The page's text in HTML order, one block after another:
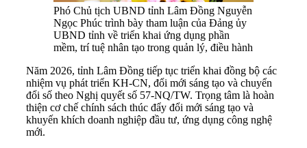
Phó Chủ tịch UBND tỉnh Lâm Đồng Nguyễn
Ngọc Phúc trình bày tham luận của Đảng ủy
UBND tỉnh về triển khai ứng dụng phần
mềm, trí tuệ nhân tạo trong quản lý, điều hành
Năm 2026, tỉnh Lâm Đồng tiếp tục triển khai đồng bộ các
nhiệm vụ phát triển KH-CN, đổi mới sáng tạo và chuyển
đổi số theo Nghị quyết số 57-NQ/TW. Trọng tâm là hoàn
thiện cơ chế chính sách thúc đẩy đổi mới sáng tạo và
khuyến khích doanh nghiệp đầu tư, ứng dụng công nghệ
mới.